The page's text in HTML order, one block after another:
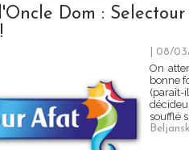
Dom :
| 08/
On
bonne
(paraît-
soufflé